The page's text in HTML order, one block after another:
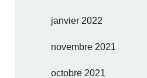
janvier 2022
novembre 2021
octobre 2021